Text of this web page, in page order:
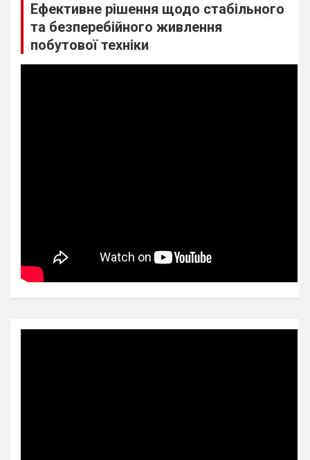
Ефективне рішення щодо стабільного
та безперебійного живлення
побутової техніки